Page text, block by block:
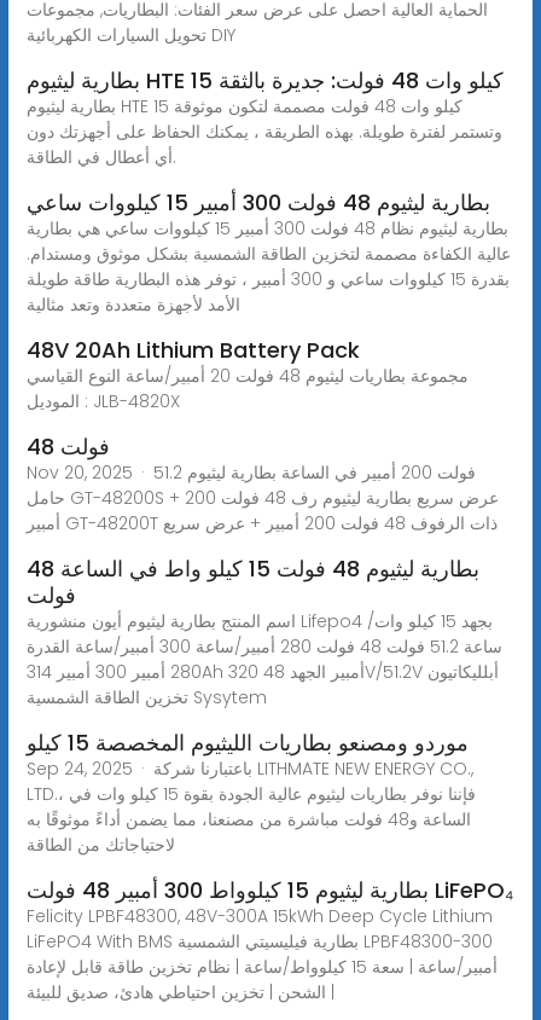
الحماية العالية احصل على عرض سعر الفئات: البطاريات, مجموعات
تحويل السيارات الكهربائية DIY
بطارية ليثيوم HTE 15 كيلو وات 48 فولت: جديرة بالثقة
بطارية ليثيوم HTE 15 كيلو وات 48 فولت مصممة لتكون موثوقة
وتستمر لفترة طويلة. بهذه الطريقة ، يمكنك الحفاظ على أجهزتك دون
أي أعطال في الطاقة.
بطارية ليثيوم 48 فولت 300 أمبير 15 كيلووات ساعي
بطارية ليثيوم نظام 48 فولت 300 أمبير 15 كيلووات ساعي هي بطارية
عالية الكفاءة مصممة لتخزين الطاقة الشمسية بشكل موثوق ومستدام.
بقدرة 15 كيلووات ساعي و 300 أمبير ، توفر هذه البطارية طاقة طويلة
الأمد لأجهزة متعددة وتعد مثالية
48V 20Ah Lithium Battery Pack
مجموعة بطاريات ليثيوم 48 فولت 20 أمبير/ساعة النوع القياسي
الموديل : JLB-4820X
48 فولت
Nov 20, 2025 · 51.2 فولت 200 أمبير في الساعة بطارية ليثيوم
حامل GT-48200S + عرض سريع بطارية ليثيوم رف 48 فولت 200
أمبير GT-48200T ذات الرفوف 48 فولت 200 أمبير + عرض سريع
بطارية ليثيوم 48 فولت 15 كيلو واط في الساعة 48
فولت
اسم المنتج بطارية ليثيوم أيون منشورية Lifepo4 بجهد 15 كيلو وات/
ساعة 51.2 فولت 48 فولت 280 أمبير/ساعة 300 أمبير/ساعة القدرة
280 أمبير 300 أمبير 314Ah 320 أمبير الجهد 48V/51.2V أبلليكاتيون
تخزين الطاقة الشمسية Sysytem
موردو ومصنعو بطاريات الليثيوم المخصصة 15 كيلو
Sep 24, 2025 · باعتبارنا شركة LITHMATE NEW ENERGY CO.,
LTD.، فإننا نوفر بطاريات ليثيوم عالية الجودة بقوة 15 كيلو وات في
الساعة و48 فولت مباشرة من مصنعنا، مما يضمن أداءً موثوقًا به
لاحتياجاتك من الطاقة
بطارية ليثيوم 15 كيلوواط 300 أمبير 48 فولت LiFePO₄
Felicity LPBF48300, 48V-300A 15kWh Deep Cycle Lithium
LiFePO4 With BMS بطارية فيليسيتي الشمسية LPBF48300-300
أمبير/ساعة | سعة 15 كيلوواط/ساعة | نظام تخزين طاقة قابل لإعادة
الشحن | تخزين احتياطي هادئ، صديق للبيئة |